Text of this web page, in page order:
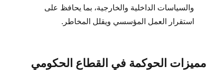
والسياسات الداخلية والخارجية، بما يحافظ على
استقرار العمل المؤسسي ويقلل المخاطر.
مميزات الحوكمة في القطاع الحكومي